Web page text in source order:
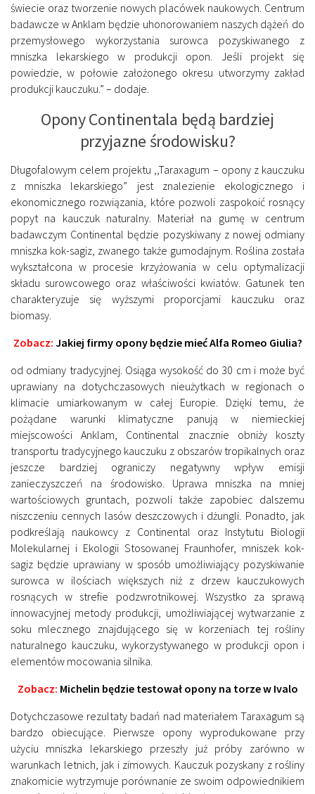
świecie oraz tworzenie nowych placówek naukowych. Centrum
badawcze w Anklam będzie uhonorowaniem naszych dążeń do
przemysłowego wykorzystania surowca pozyskiwanego z
mniszka lekarskiego w produkcji opon. Jeśli projekt się
powiedzie, w połowie założonego okresu utworzymy zakład
produkcji kauczuku.” – dodaje.
Opony Continentala będą bardziej
przyjazne środowisku?
Długofalowym celem projektu ,,Taraxagum – opony z kauczuku
z mniszka lekarskiego” jest znalezienie ekologicznego i
ekonomicznego rozwiązania, które pozwoli zaspokoić rosnący
popyt na kauczuk naturalny. Materiał na gumę w centrum
badawczym Continental będzie pozyskiwany z nowej odmiany
mniszka kok-sagiz, zwanego także gumodajnym. Roślina została
wykształcona w procesie krzyżowania w celu optymalizacji
składu surowcowego oraz właściwości kwiatów. Gatunek ten
charakteryzuje się wyższymi proporcjami kauczuku oraz
biomasy.
Zobacz: Jakiej firmy opony będzie mieć Alfa Romeo Giulia?
od odmiany tradycyjnej. Osiąga wysokość do 30 cm i może być
uprawiany na dotychczasowych nieużytkach w regionach o
klimacie umiarkowanym w całej Europie. Dzięki temu, że
pożądane warunki klimatyczne panują w niemieckiej
miejscowości Anklam, Continental znacznie obniży koszty
transportu tradycyjnego kauczuku z obszarów tropikalnych oraz
jeszcze bardziej ograniczy negatywny wpływ emisji
zanieczyszczeń na środowisko. Uprawa mniszka na mniej
wartościowych gruntach, pozwoli także zapobiec dalszemu
niszczeniu cennych lasów deszczowych i dżungli. Ponadto, jak
podkreślają naukowcy z Continental oraz Instytutu Biologii
Molekularnej i Ekologii Stosowanej Fraunhofer, mniszek kok-
sagiz będzie uprawiany w sposób umożliwiający pozyskiwanie
surowca w ilościach większych niż z drzew kauczukowych
rosnących w strefie podzwrotnikowej. Wszystko za sprawą
innowacyjnej metody produkcji, umożliwiającej wytwarzanie z
soku mlecznego znajdującego się w korzeniach tej rośliny
naturalnego kauczuku, wykorzystywanego w produkcji opon i
elementów mocowania silnika.
Zobacz: Michelin będzie testował opony na torze w Ivalo
Dotychczasowe rezultaty badań nad materiałem Taraxagum są
bardzo obiecujące. Pierwsze opony wyprodukowane przy
użyciu mniszka lekarskiego przeszły już próby zarówno w
warunkach letnich, jak i zimowych. Kauczuk pozyskany z rośliny
znakomicie wytrzymuje porównanie ze swoim odpowiednikiem